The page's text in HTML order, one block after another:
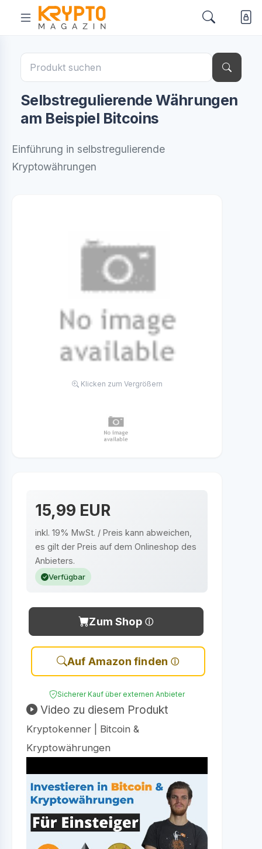
Selbstregulierende Währungen
am Beispiel Bitcoins
Einführung in selbstregulierende
Kryptowährungen
Klicken zum Vergrößern
15,99 EUR
inkl. 19% MwSt. / Preis kann abweichen,
es gilt der Preis auf dem Onlineshop des
Anbieters.
Verfügbar
Zum Shop
Auf Amazon finden
Sicherer Kauf über externen Anbieter
Video zu diesem Produkt
Kryptokenner | Bitcoin &
Kryptowährungen